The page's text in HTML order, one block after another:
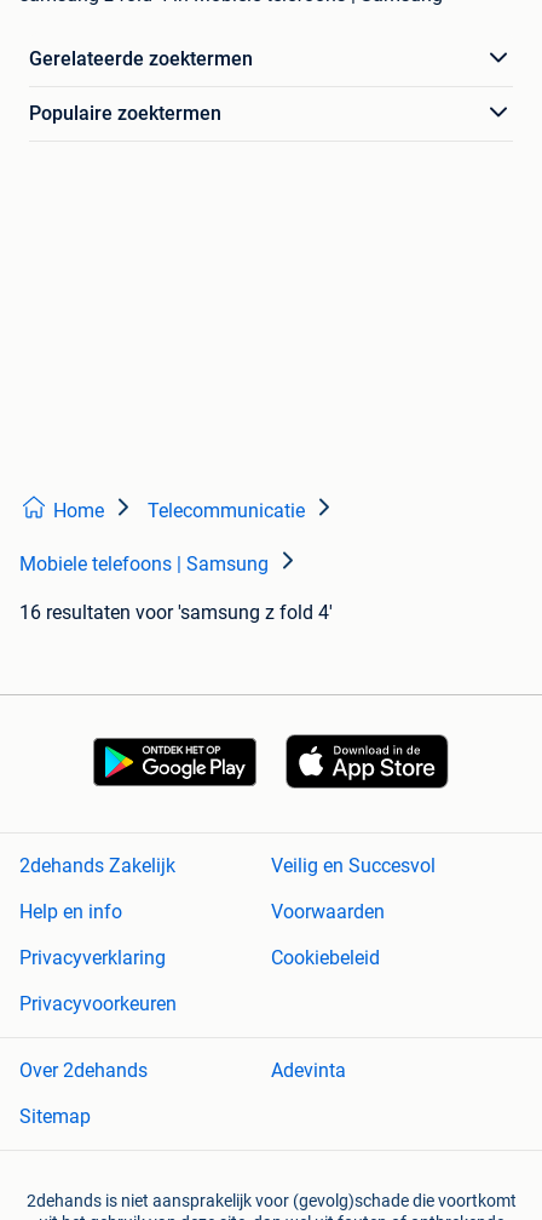
Gerelateerde zoektermen
Populaire zoektermen
Home Telecommunicatie
Mobiele telefoons | Samsung
16 resultaten voor 'samsung z fold 4'
2dehands Zakelijk
Veilig en Succesvol
Help en info
Voorwaarden
Privacyverklaring
Cookiebeleid
Privacyvoorkeuren
Over 2dehands
Adevinta
Sitemap
2dehands is niet aansprakelijk voor (gevolg)schade die voortkomt